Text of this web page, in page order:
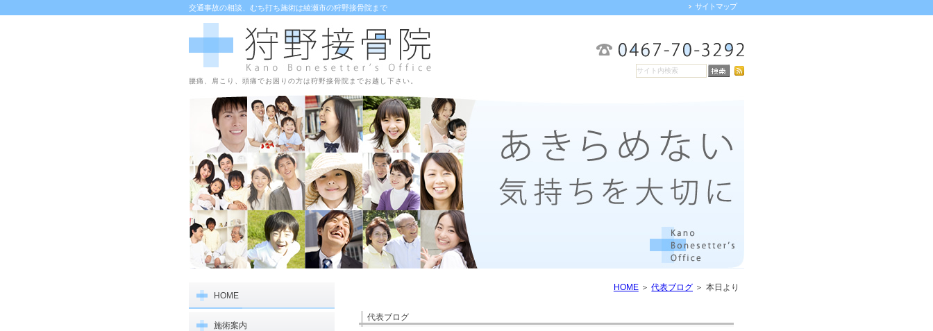
交通事故の相談、むち打ち施術は綾瀬市の狩野接骨院まで
腰痛、肩こり、頭痛でお困りの方は狩野接骨院までお越し下さい。
サイトマップ
HOME 代表ブログ 本日より
代表ブログ
HOME
施術案内